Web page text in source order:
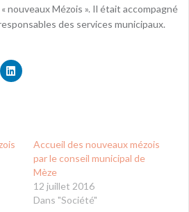
nouveaux Mézois ». Il était accompagné
des services municipaux.
Accueil des nouveaux mézois
par le conseil municipal de
Mèze
12 juillet 2016
Dans "Société"